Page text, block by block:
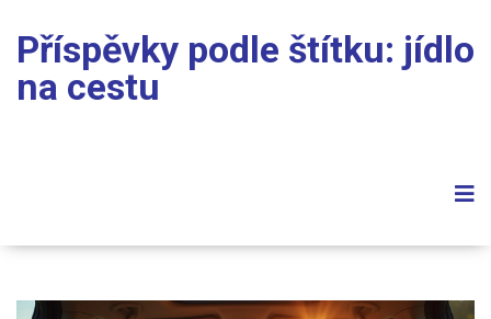
Příspěvky podle štítku: jídlo
na cestu